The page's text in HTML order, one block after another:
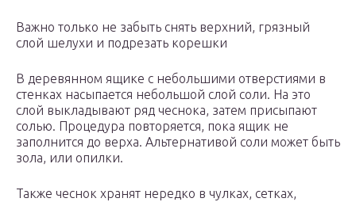
Важно только не забыть снять верхний, грязный
слой шелухи и подрезать корешки
В деревянном ящике с небольшими отверстиями в
стенках насыпается небольшой слой соли. На это
слой выкладывают ряд чеснока, затем присыпают
солью. Процедура повторяется, пока ящик не
заполнится до верха. Альтернативой соли может быть
зола, или опилки.
Также чеснок хранят нередко в чулках, сетках,